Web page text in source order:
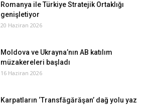
Romanya ile Türkiye Stratejik Ortaklığı
genişletiyor
20 Haziran 2026
Moldova ve Ukrayna’nın AB katılım
müzakereleri başladı
16 Haziran 2026
Karpatların ‘Transfăgărăşan’ dağ yolu yaz